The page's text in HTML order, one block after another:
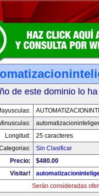
de este dominio lo
Longitud:
25 caracteres
Sin Clasificar
Precio:
$480.00
Visitar!
Serán consideradas